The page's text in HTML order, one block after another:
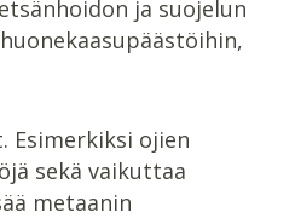
ja suojelun
Esimerkiksi ojien
sekä vaikuttaa
metaanin